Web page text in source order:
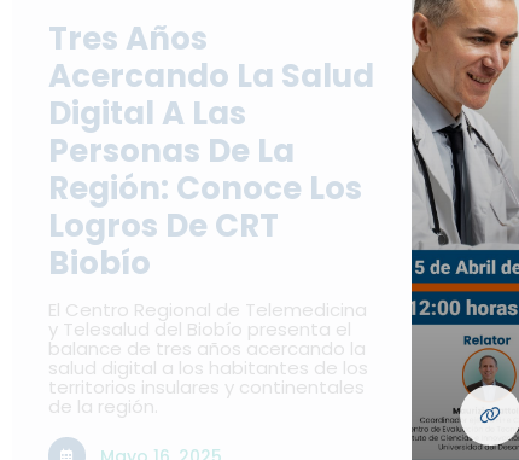
Tres Años
Acercando La Salud
Digital A Las
Personas De La
Región: Conoce Los
Logros De CRT
Biobío
El Centro Regional de Telemedicina
y Telesalud del Biobío presenta el
balance de tres años acercando la
salud digital a los habitantes de los
territorios insulares y continentales
de la región.